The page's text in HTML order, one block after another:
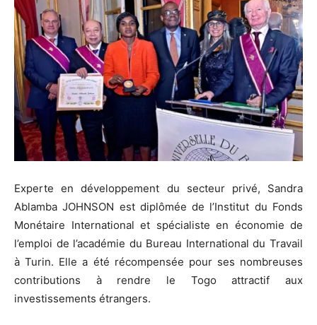
Experte en développement du secteur privé, Sandra
Ablamba JOHNSON est diplômée de l’Institut du Fonds
Monétaire International et spécialiste en économie de
l’emploi de l’académie du Bureau International du Travail
à Turin. Elle a été récompensée pour ses nombreuses
contributions à rendre le Togo attractif aux
investissements étrangers.